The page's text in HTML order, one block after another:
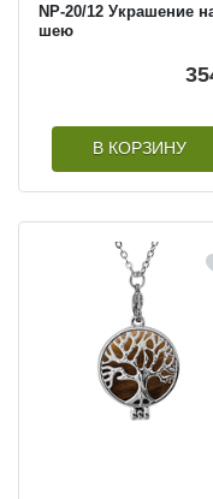
NP-20/12 Украшение
шею
В КОРЗИНУ